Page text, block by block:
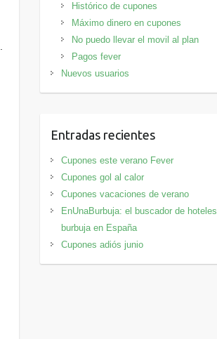
Histórico de cupones
Máximo dinero en cupones
No puedo llevar el movil al plan
Pagos fever
Nuevos usuarios
Entradas recientes
Cupones este verano Fever
Cupones gol al calor
Cupones vacaciones de verano
EnUnaBurbuja: el buscador de hoteles
burbuja en España
Cupones adiós junio